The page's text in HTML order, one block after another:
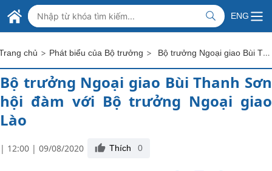
Skip to Main Content
BỘ NGOẠI GIAO VIỆT NAM
MINISTRY OF FOREIGN AFFAIRS
ENG
chủ > Phát biểu của Bộ trưởng > Bộ trưởng Ngoại giao Bùi Thanh Sơn hội đàm với Bộ trưởng Ngoại giao Lào
Bộ trưởng Ngoại giao Bùi Thanh Sơn
hội đàm với Bộ trưởng Ngoại giao
Lào
| 12:00 | 09/08/2020 Thích 0